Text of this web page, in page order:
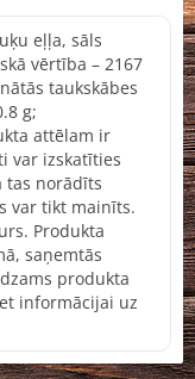
eļļa, sāls
vērtība – 2167
taukskābes
g;
attēlam ir
var izskatīties
tas norādīts
var tikt mainīts.
Produkta
saņemtās
produkta
informācijai uz